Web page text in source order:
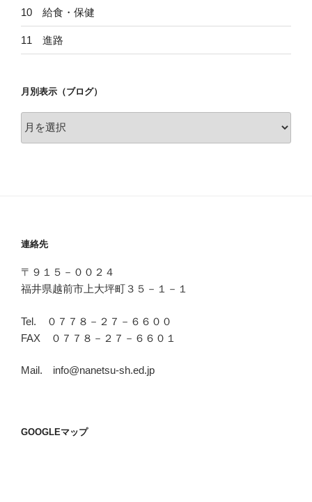
10 給食・保健
11 進路
月別表示（ブログ）
別
連絡先
〒９１５－００２４
福井県越前市上大坪町３５－１－１
Tel. ０７７８－２７－６６００
FAX ０７７８－２７－６６０１
Mail. info@nanetsu-sh.ed.jp
GOOGLEマップ